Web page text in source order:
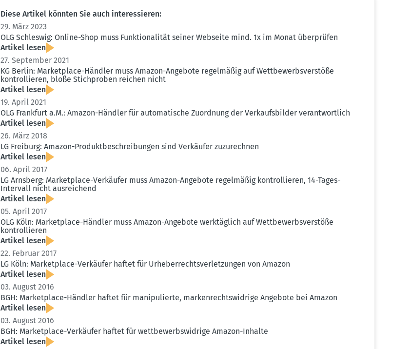
Diese Artikel könnten Sie auch inter­es­sieren:
29. März 2023
OLG Schleswig: Online-Shop muss Funktio­na­lität seiner Webseite mind. 1x im Monat überprüfen
Artikel lesen
27. September 2021
KG Berlin: Market­place-Händler muss Amazon-Angebote regel­mäßig auf Wettbe­werbs­ver­stöße
kontrol­lieren, bloße Stich­proben reichen nicht
Artikel lesen
19. April 2021
OLG Frankfurt a.M.: Amazon-Händler für automa­tische Zuordnung der Verkaufs­bilder verant­wortlich
Artikel lesen
26. März 2018
LG Freiburg: Amazon-Produkt­be­schrei­bungen sind Verkäufer zuzurechnen
Artikel lesen
06. April 2017
LG Arnsberg: Market­place-Verkäufer muss Amazon-Angebote regel­mäßig kontrol­lieren, 14-Tages-
Intervall nicht ausrei­chend
Artikel lesen
05. April 2017
OLG Köln: Market­place-Händler muss Amazon-Angebote werktäglich auf Wettbe­werbs­ver­stöße
kontrol­lieren
Artikel lesen
22. Februar 2017
LG Köln: Market­place-Verkäufer haftet für Urheber­rechts­ver­let­zungen von Amazon
Artikel lesen
03. August 2016
BGH: Market­place-Händler haftet für manipu­lierte, marken­rechts­widrige Angebote bei Amazon
Artikel lesen
03. August 2016
BGH: Market­place-Verkäufer haftet für wettbe­werbs­widrige Amazon-Inhalte
Artikel lesen